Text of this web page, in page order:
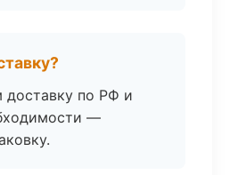
доставку по РФ и
—